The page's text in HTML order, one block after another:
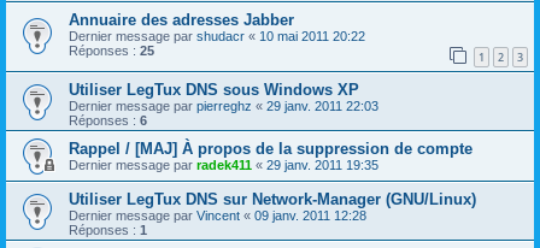
Annuaire des adresses Jabber
Dernier message par shudacr « 10 mai 2011 20:22
Réponses : 25 1 2 3
Utiliser LegTux DNS sous Windows XP
Dernier message par pierreghz « 29 janv. 2011 22:03
Réponses : 6
Rappel / [MAJ] À propos de la suppression de compte
Dernier message par radek411 « 29 janv. 2011 19:35
Utiliser LegTux DNS sur Network-Manager (GNU/Linux)
Dernier message par Vincent « 09 janv. 2011 12:28
Réponses : 1